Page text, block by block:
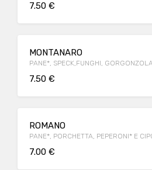
7.50 €
MONTANARO
PANE*, SPECK,FUNGHI,
7.50 €
ROMANO
PANE*, PORCHETTA, PEPERONI* E
7.00 €